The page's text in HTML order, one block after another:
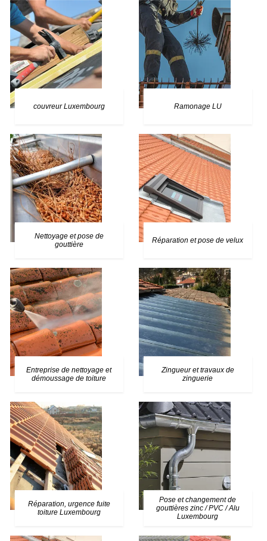
couvreur Luxembourg Ramonage LU
Nettoyage et pose de
gouttière
Réparation et pose de velux
Entreprise de nettoyage et
démoussage de toiture
Zingueur et travaux de
zinguerie
Réparation, urgence fuite
toiture Luxembourg
Pose et changement de
gouttières zinc / PVC / Alu
Luxembourg